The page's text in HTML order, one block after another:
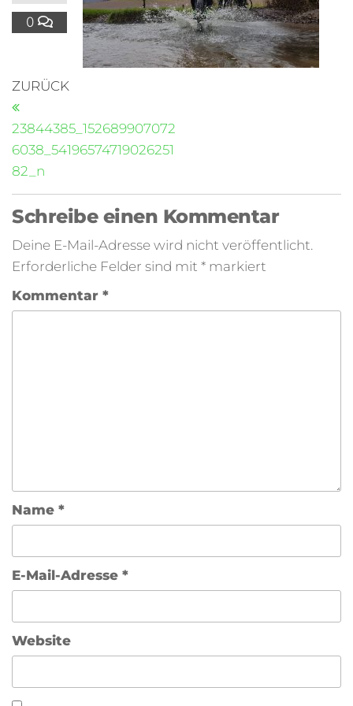
0
ZURÜCK
23844385_152689907072
6038_54196574719026251
82_n
Schreibe einen Kommentar
Deine E-Mail-Adresse wird nicht veröffentlicht.
Erforderliche Felder sind mit * markiert
Kommentar *
Name *
E-Mail-Adresse *
Website